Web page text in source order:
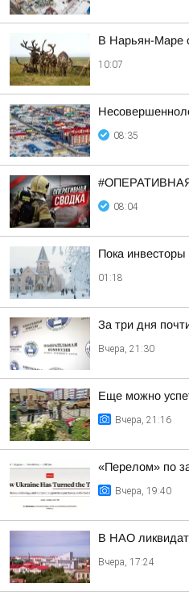
В Нарьян-Маре
10:07
08:35
08:04
Пока инвесторы
01:18
За три дня
Вчера, 21:30
Еще можно
Вчера, 21:16
«Перелом» по
Вчера, 19:40
В НАО
Вчера, 17:24